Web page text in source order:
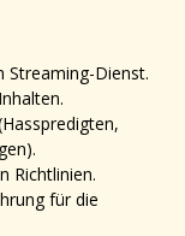
Streaming-Dienst.
Richtlinien.
für die